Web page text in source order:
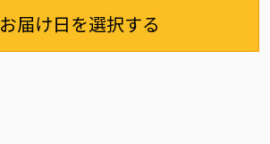
お届け日を選択する